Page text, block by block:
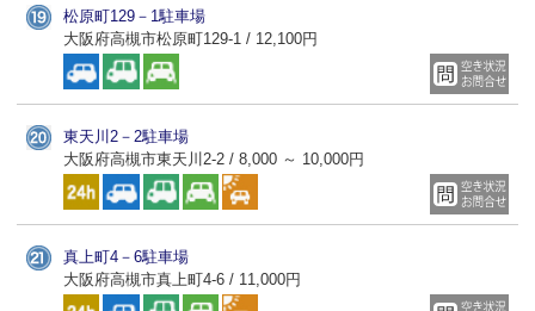
松原町129－1駐車場
大阪府高槻市松原町129-1 / 12,100円
東天川2－2駐車場
大阪府高槻市東天川2-2 / 8,000 ～ 10,000円
真上町4－6駐車場
大阪府高槻市真上町4-6 / 11,000円